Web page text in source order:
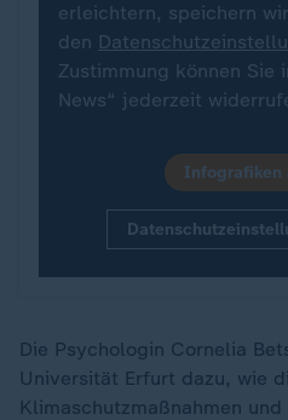
erleichtern, speichern
den
Zustimmung können Sie
News“ jederzeit
Infografiken
Die Psychologin Cornelia
Universität Erfurt dazu, wie
Klimaschutzmaßnahmen